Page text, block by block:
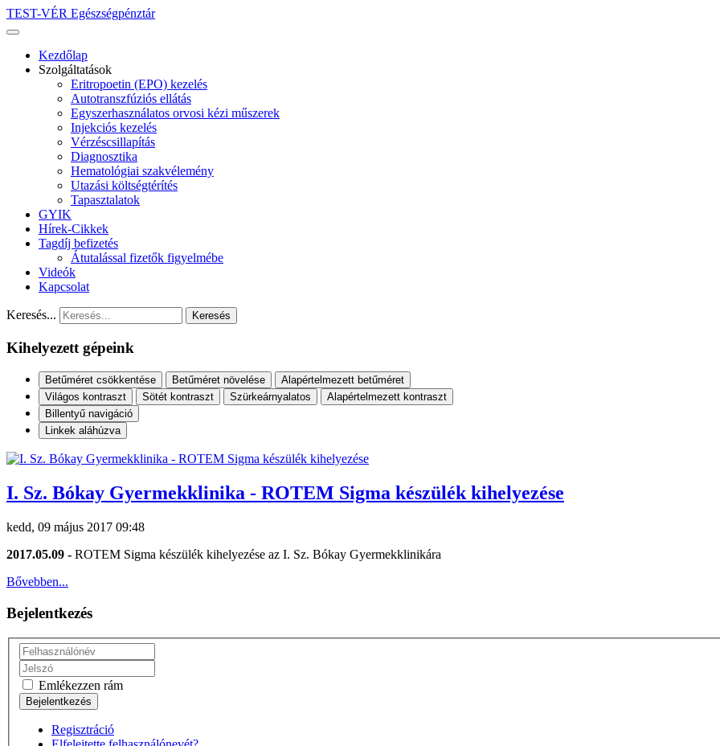
TEST-VÉR Egészségpénztár
Kezdőlap
Szolgáltatások
Eritropoetin (EPO) kezelés
Autotranszfúziós ellátás
Egyszerhasználatos orvosi kézi műszerek
Injekciós kezelés
Vérzéscsillapítás
Diagnosztika
Hematológiai szakvélemény
Utazási költségtérítés
Tapasztalatok
GYIK
Hírek-Cikkek
Tagdíj befizetés
Átutalással fizetők figyelmébe
Videók
Kapcsolat
Keresés... Keresés
Kihelyezett gépeink
Betűméret csökkentése Betűméret növelése
Alapértelmezett betűméret
Világos kontraszt
Sötét kontraszt Szürkeárnyalatos
Alapértelmezett kontraszt
Billentyű navigáció
Linkek aláhúzva
I. Sz. Bókay Gyermekklinika - ROTEM Sigma készülék kihelyezése
kedd, 09 május 2017 09:48
2017.05.09 - ROTEM Sigma készülék kihelyezése az I. Sz. Bókay Gyermekklinikára
Bővebben...
Bejelentkezés
Emlékezzen rám
Regisztráció